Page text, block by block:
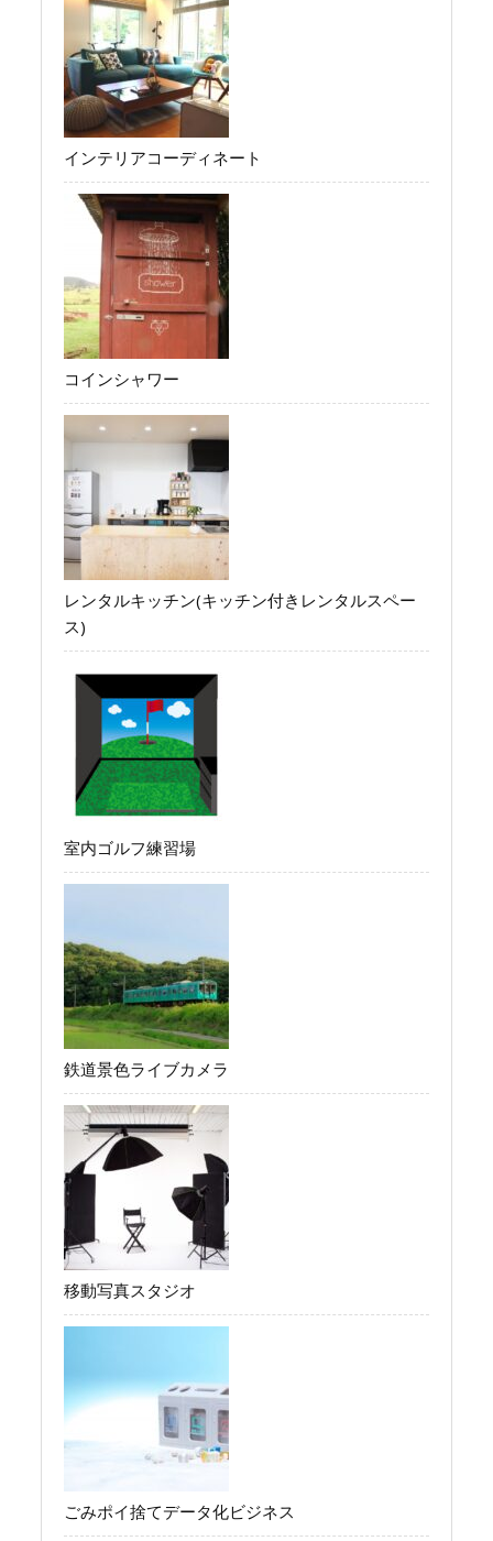
インテリアコーディネート
コインシャワー
レンタルキッチン(キッチン付きレンタルスペー
ス)
室内ゴルフ練習場
鉄道景色ライブカメラ
移動写真スタジオ
ごみポイ捨てデータ化ビジネス